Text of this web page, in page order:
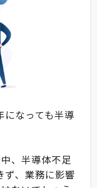
になっても半導
、半導体不足
ず、業務に影響